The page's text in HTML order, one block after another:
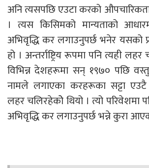
अनि त्यसपछि एउटा करको
। त्यस किसिमको मान्यताको
अभिवृद्धि कर लगाउनुपर्छ भनेर यसको
हो । अन्तर्राष्ट्रिय रूपमा पनि त्यही
विभिन्न देशहरूमा सन् १९७० पछि वस्तु
नामले लगाएका करहरूका सट्टा
लहर चलिरहेकोे थियो । त्यो परिवेशमा
अभिवृद्धि कर लगाउनुपर्छ भन्ने कुरा